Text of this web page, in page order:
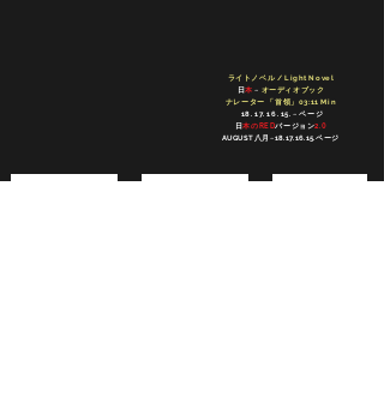
ライトノベル / Light Novel
日本 ~ オーディオブック
ナレーター 「首領」03:11 Min
18. 17. 16. 15 . ~ ページ
日本のREDバージョン2.0
AUGUST 八月 ~18. 17. 16. 15 ページ